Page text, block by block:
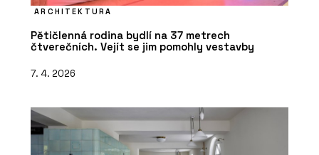
ARCHITEKTURA
Pětičlenná rodina bydlí na 37 metrech
čtverečních. Vejít se jim pomohly vestavby
7. 4. 2026